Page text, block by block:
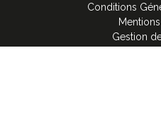
Conditions
Gestion